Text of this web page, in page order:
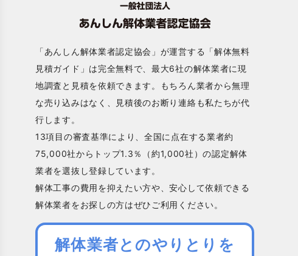
「あんしん解体業者認定協会」が運営する「解体無料
見積ガイド」は完全無料で、最大6社の解体業者に現
地調査と見積を依頼できます。もちろん業者から無理
な売り込みはなく、見積後のお断り連絡も私たちが代
行します。
13項目の審査基準により、全国に点在する業者約
75,000社からトップ1.3％（約1,000社）の認定解体
業者を選抜し登録しています。
解体工事の費用を抑えたい方や、安心して依頼できる
解体業者をお探しの方はぜひご利用ください。
解体業者とのやりとりを